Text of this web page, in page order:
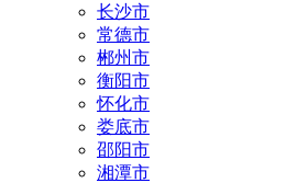
长沙市
常德市
郴州市
衡阳市
怀化市
娄底市
邵阳市
湘潭市